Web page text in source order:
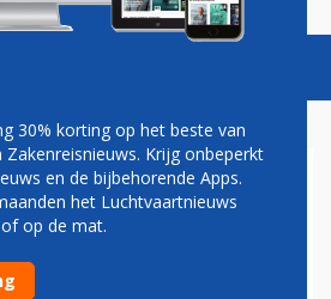
TOPMAN LEGT
CRISIS BIJ
30% korting op het beste van
Krijg onbeperkt
en de bijbehorende Apps.
het Luchtvaartnieuws
op de mat.